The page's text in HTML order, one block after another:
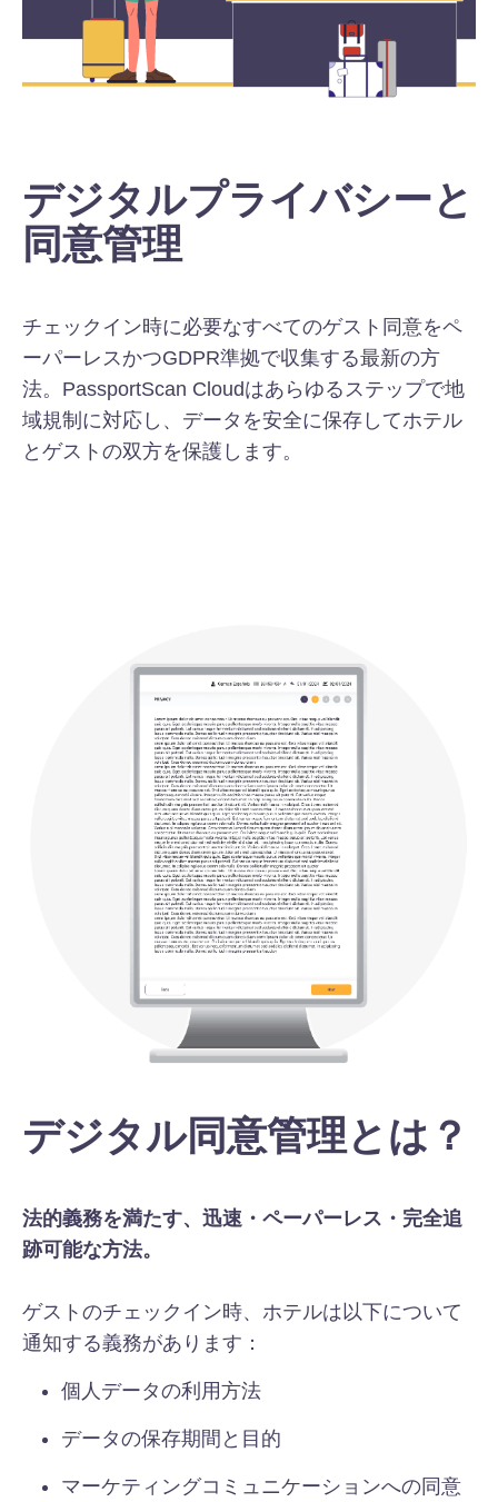
デジタルプライバシーと
同意管理
チェックイン時に必要なすべてのゲスト同意をペ
ーパーレスかつGDPR準拠で収集する最新の方
法。PassportScan Cloudはあらゆるステップで地
域規制に対応し、データを安全に保存してホテル
とゲストの双方を保護します。
デジタル同意管理とは？
法的義務を満たす、迅速・ペーパーレス・完全追
跡可能な方法。
ゲストのチェックイン時、ホテルは以下について
通知する義務があります：
個人データの利用方法
データの保存期間と目的
マーケティングコミュニケーションへの同意